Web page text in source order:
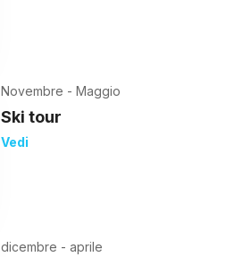
Novembre - Maggio
Ski tour
Vedi
dicembre - aprile